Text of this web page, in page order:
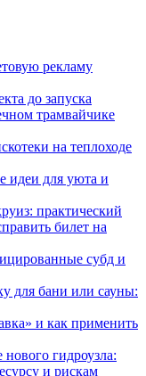
рекламу
до запуска
трамвайчике
на теплоходе
идеи для уюта и
практический
билет на
субд и
для бани или сауны:
и как применить
гидроузла:
и рискам